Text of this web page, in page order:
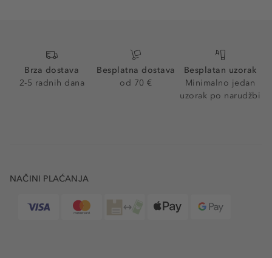
Brza dostava
2-5 radnih dana
Besplatna dostava
od 70 €
Besplatan uzorak
Minimalno jedan
uzorak po narudžbi
NAČINI PLAĆANJA